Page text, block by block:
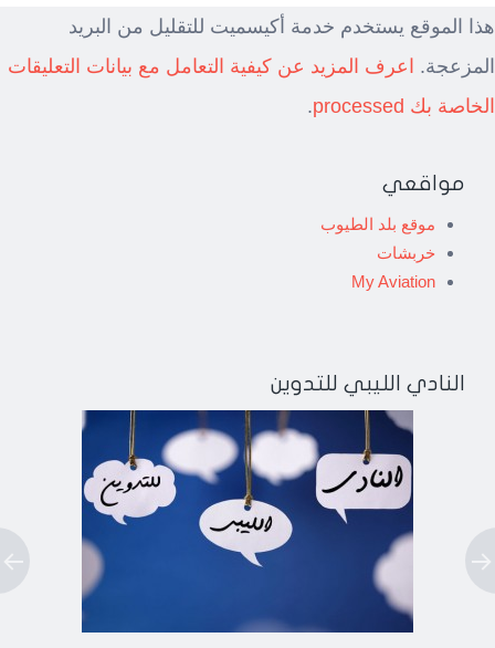
هذا الموقع يستخدم خدمة أكيسميت للتقليل من البريد
المزعجة.
اعرف المزيد عن كيفية التعامل مع بيانات التعليقات
الخاصة بك processed
.
مواقعي
موقع بلد الطيوب
خربشات
My Aviation
النادي الليبي للتدوين